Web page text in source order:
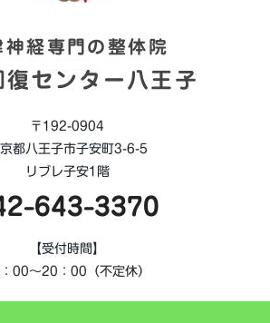
神経専門の整体院
復センター八王子
〒192-0904
都八王子市子安町3-6-5
リブレ子安1階
643-3370
【受付時間】
00～20：00（不定休）